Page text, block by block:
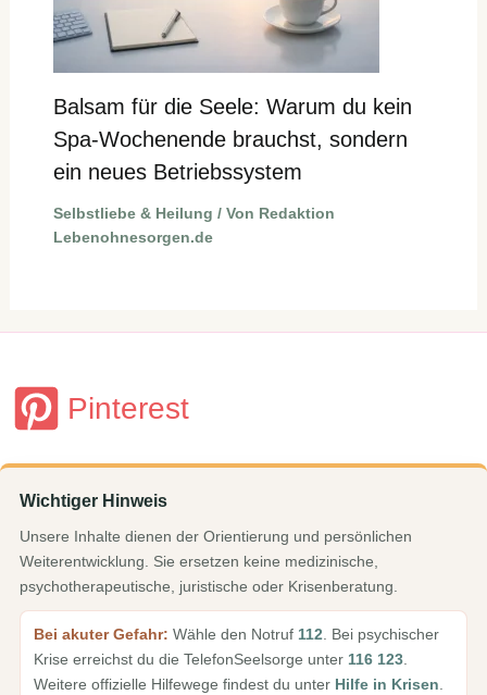
Balsam für die Seele: Warum du kein
Spa-Wochenende brauchst, sondern
ein neues Betriebssystem
Selbstliebe & Heilung / Von Redaktion
Lebenohnesorgen.de
Pinterest
Wichtiger Hinweis
Unsere Inhalte dienen der Orientierung und persönlichen
Weiterentwicklung. Sie ersetzen keine medizinische,
psychotherapeutische, juristische oder Krisenberatung.
Bei akuter Gefahr: Wähle den Notruf 112 . Bei psychischer
Krise erreichst du die TelefonSeelsorge unter 116 123
Weitere offizielle Hilfewege findest du unter Hilfe in Krisen